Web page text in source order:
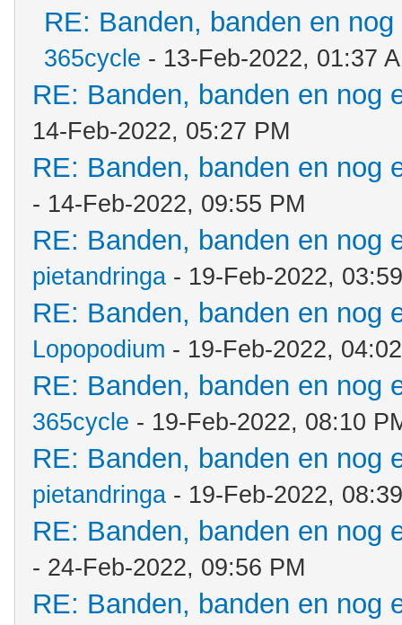
RE: Banden, banden en
365cycle - 13-Feb-2022, 01:37
RE: Banden, banden en nog
14-Feb-2022, 05:27 PM
RE: Banden, banden en nog
- 14-Feb-2022, 09:55 PM
RE: Banden, banden en nog
pietandringa - 19-Feb-2022,
RE: Banden, banden en nog
Lopopodium - 19-Feb-2022,
RE: Banden, banden en nog
365cycle - 19-Feb-2022, 08:10
RE: Banden, banden en nog
pietandringa - 19-Feb-2022,
RE: Banden, banden en nog
- 24-Feb-2022, 09:56 PM
RE: Banden, banden en nog